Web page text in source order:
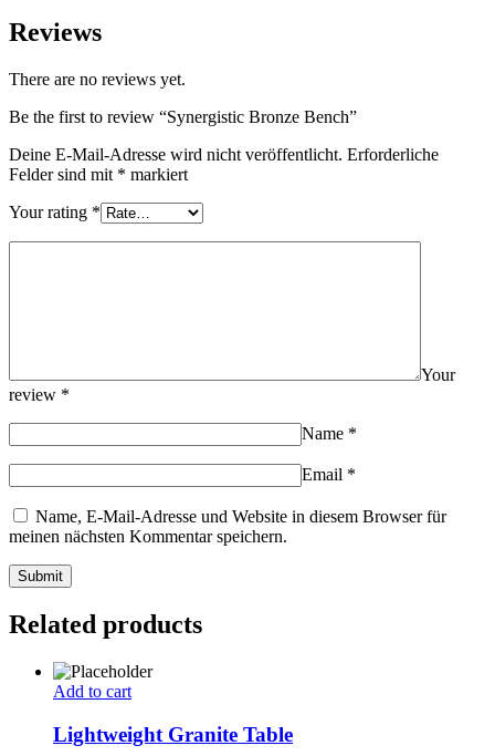
Reviews
There are no reviews yet.
Be the first to review “Synergistic Bronze Bench”
Deine E-Mail-Adresse wird nicht veröffentlicht. Erforderliche
Felder sind mit * markiert
Your rating *
Your
review *
Name *
Email *
Name, E-Mail-Adresse und Website in diesem Browser für
meinen nächsten Kommentar speichern.
Related products
Add to cart
Lightweight Granite Table